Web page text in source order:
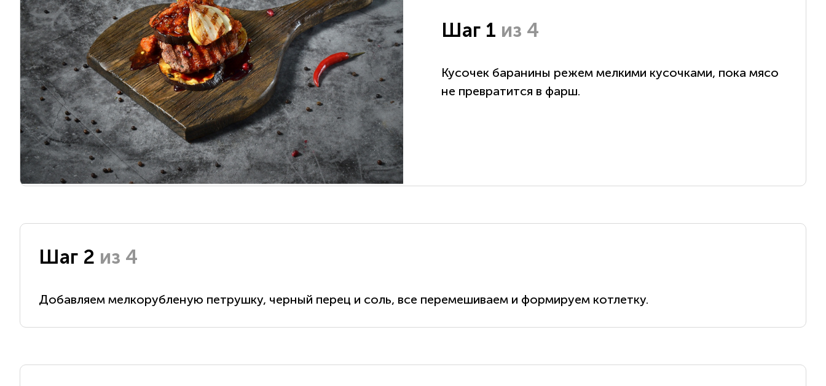
Шаг 1 из 4
Кусочек баранины режем мелкими кусочками, пока мясо
не превратится в фарш.
Шаг 2 из 4
Добавляем мелкорубленую петрушку, черный перец и соль, все перемешиваем и формируем котлетку.